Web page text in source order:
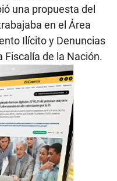
una propuesta del
en el Área
Ilícito y Denuncias
Fiscalía de la Nación.